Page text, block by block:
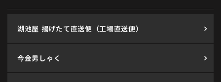
湖池屋 揚げたて直送便（工場直送便）
今金男しゃく